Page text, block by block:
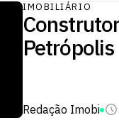
IMOBILIÁRIO
Petrópolis
Redação Imobi